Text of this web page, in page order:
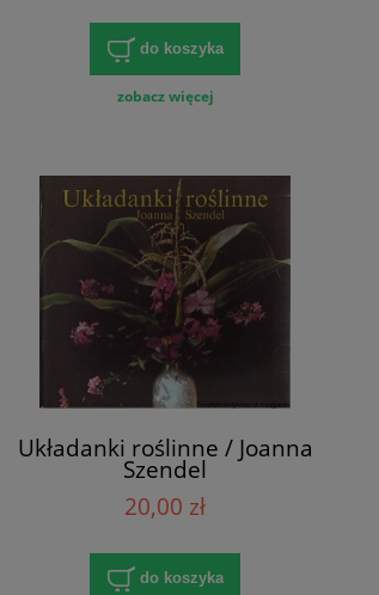
do koszyka
zobacz więcej
Układanki roślinne / Joanna
Szendel
20,00 zł
do koszyka